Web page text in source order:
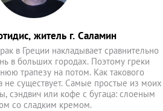
житель г. Саламин
в Греции накладывает сравнительно
в больших городах. Поэтому греки
трапезу на потом. Как такового
не существует. Самые простые из моих
сэндвич или кофе с бугаца: слоеным
со сладким кремом.